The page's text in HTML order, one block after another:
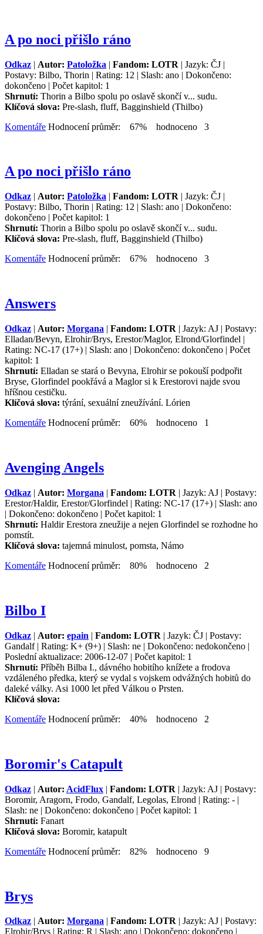
A po noci přišlo ráno
Odkaz | Autor: Patoložka | Fandom: LOTR | Jazyk: ČJ |
Postavy: Bilbo, Thorin | Rating: 12 | Slash: ano | Dokončeno:
dokončeno | Počet kapitol: 1
Shrnutí: Thorin a Bilbo spolu po oslavě skončí v... sudu.
Klíčová slova: Pre-slash, fluff, Bagginshield (Thilbo)
Komentáře Hodnocení průměr: 67% hodnoceno 3
A po noci přišlo ráno
Odkaz | Autor: Patoložka | Fandom: LOTR | Jazyk: ČJ |
Postavy: Bilbo, Thorin | Rating: 12 | Slash: ano | Dokončeno:
dokončeno | Počet kapitol: 1
Shrnutí: Thorin a Bilbo spolu po oslavě skončí v... sudu.
Klíčová slova: Pre-slash, fluff, Bagginshield (Thilbo)
Komentáře Hodnocení průměr: 67% hodnoceno 3
Answers
Odkaz | Autor: Morgana | Fandom: LOTR | Jazyk: AJ | Postavy:
Elladan/Bevyn, Elrohir/Brys, Erestor/Maglor, Elrond/Glorfindel |
Rating: NC-17 (17+) | Slash: ano | Dokončeno: dokončeno | Počet
kapitol: 1
Shrnutí: Elladan se stará o Bevyna, Elrohir se pokouší podpořit
Bryse, Glorfindel pookřává a Maglor si k Erestorovi najde svou
hříšnou cestičku.
Klíčová slova: týrání, sexuální zneužívání. Lórien
Komentáře Hodnocení průměr: 60% hodnoceno 1
Avenging Angels
Odkaz | Autor: Morgana | Fandom: LOTR | Jazyk: AJ | Postavy:
Erestor/Haldir, Erestor/Glorfindel | Rating: NC-17 (17+) | Slash: ano
| Dokončeno: dokončeno | Počet kapitol: 1
Shrnutí: Haldir Erestora zneužije a nejen Glorfindel se rozhodne ho
pomstít.
Klíčová slova: tajemná minulost, pomsta, Námo
Komentáře Hodnocení průměr: 80% hodnoceno 2
Bilbo I
Odkaz | Autor: epain | Fandom: LOTR | Jazyk: ČJ | Postavy:
Gandalf | Rating: K+ (9+) | Slash: ne | Dokončeno: nedokončeno |
Poslední aktualizace: 2006-12-07 | Počet kapitol: 1
Shrnutí: Příběh Bilba I., dávného hobitího knížete a frodova
vzdáleného předka, který se vydal s vojskem odvážných hobitů do
daleké války. Asi 1000 let před Válkou o Prsten.
Klíčová slova:
Komentáře Hodnocení průměr: 40% hodnoceno 2
Boromir's Catapult
Odkaz | Autor: AcidFlux | Fandom: LOTR | Jazyk: AJ | Postavy:
Boromir, Aragorn, Frodo, Gandalf, Legolas, Elrond | Rating: - |
Slash: ne | Dokončeno: dokončeno | Počet kapitol: 1
Shrnutí: Fanart
Klíčová slova: Boromir, katapult
Komentáře Hodnocení průměr: 82% hodnoceno 9
Brys
Odkaz | Autor: Morgana | Fandom: LOTR | Jazyk: AJ | Postavy:
Elrohir/Brys | Rating: R | Slash: ano | Dokončeno: dokončeno |